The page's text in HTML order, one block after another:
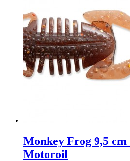
Monkey Frog 9,5 cm
Motoroil